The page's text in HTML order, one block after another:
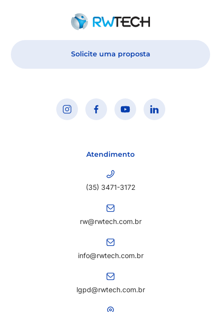
Solicite uma proposta
Atendimento
(35) 3471-3172
rw@rwtech.com.br
info@rwtech.com.br
lgpd@rwtech.com.br